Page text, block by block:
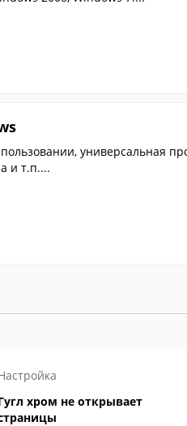
универсальная
и т.п....
хром не открывает